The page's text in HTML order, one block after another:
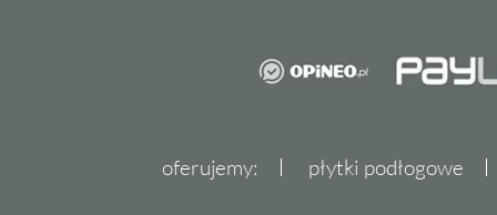
oferujemy: płytki podłogowe